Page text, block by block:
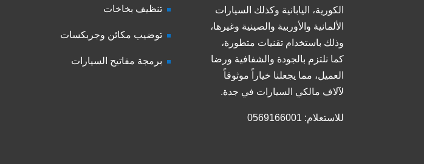
الكورية، اليابانية وكذلك السيارات
الألمانية والأوربية والصينية وغيرها،
وذلك باستخدام تقنيات متطورة،
كما نلتزم بالجودة والشفافية ورضا
العميل، مما يجعلنا خياراً موثوقاً
لآلاف مالكي السيارات في جدة.
للاستعلام: 0569166001
تنظيف بخاخات
توضيب مكائن وجربكسات
برمجة مفاتيح السيارات